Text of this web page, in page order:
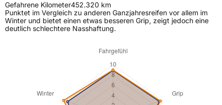
Gefahrene Kilometer452.320 km
Punktet im Vergleich zu anderen Ganzjahresreifen vor allem im
Winter und bietet einen etwas besseren Grip, zeigt jedoch eine
deutlich schlechtere Nasshaftung.